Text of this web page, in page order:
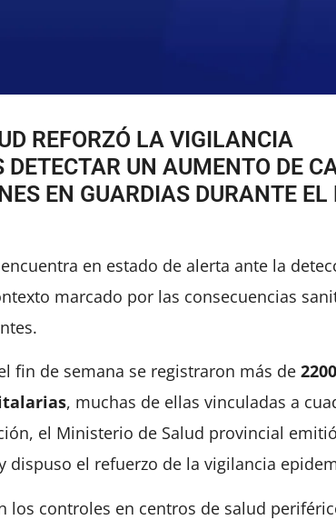
REFORZÓ LA VIGILANCIA
UN AUMENTO DE
EN GUARDIAS DURANTE EL
en estado de alerta ante la
marcado por las consecuencias
fin de semana se registraron más de 2200
, muchas de ellas vinculadas a
el Ministerio de Salud provincial
dispuso el refuerzo de la vigilancia
los controles en centros de salud